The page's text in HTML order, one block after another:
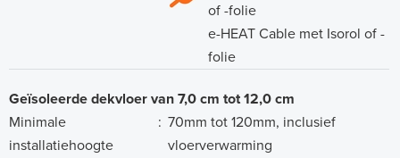
of -folie
e-HEAT Cable met Isorol of -
folie
Geïsoleerde dekvloer van 7,0 cm tot 12,0 cm
Minimale
installatiehoogte
: 70mm tot 120mm, inclusief
vloerverwarming